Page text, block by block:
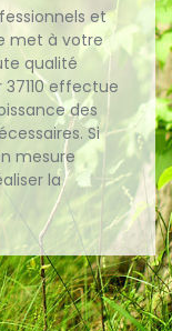
et
met à votre
qualité
effectue
des
Si
mesure
la